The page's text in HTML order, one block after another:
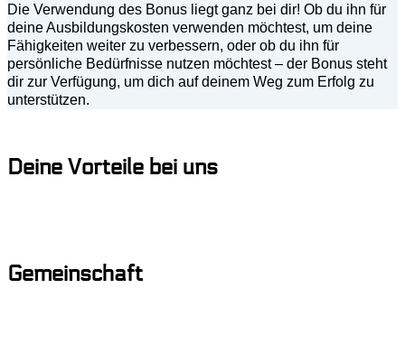
Die Verwendung des Bonus liegt ganz bei dir! Ob du ihn für
deine Ausbildungskosten verwenden möchtest, um deine
Fähigkeiten weiter zu verbessern, oder ob du ihn für
persönliche Bedürfnisse nutzen möchtest – der Bonus steht
dir zur Verfügung, um dich auf deinem Weg zum Erfolg zu
unterstützen.
Deine Vorteile bei uns
Gemeinschaft